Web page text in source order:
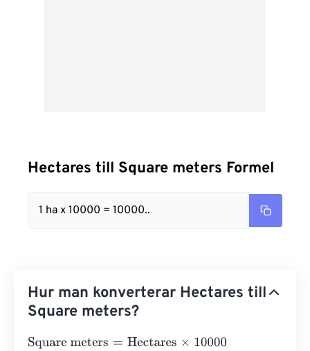
Hectares till Square meters Formel
1 ha x 10000 = 10000..
Hur man konverterar Hectares till
Square meters?
Square meters= Hectares×10000